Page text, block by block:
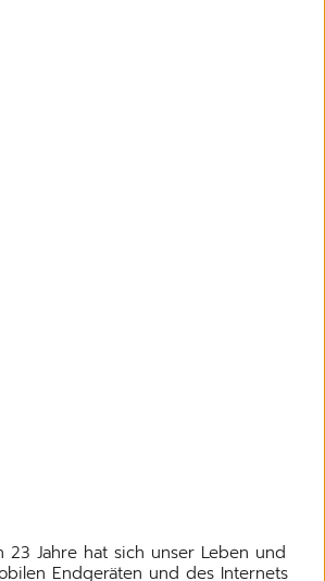
23 Jahre hat sich unser Leben und
Endgeräten und des Internets